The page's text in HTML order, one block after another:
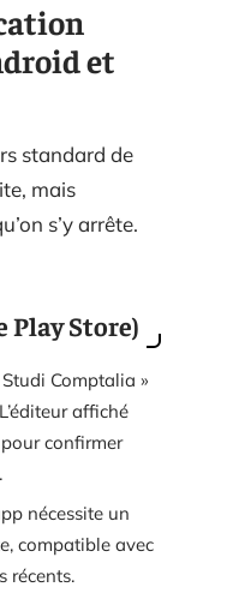
et
standard de
mais
s’y arrête.
Play Store)
Comptalia »
affiché
confirmer
nécessite un
compatible avec
récents.